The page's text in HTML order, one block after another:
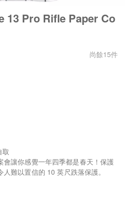
13 Pro Rifle Paper Co
尚餘15件
讓你感覺一年四季都是春天！保護
難以置信的 10 英尺跌落保護。